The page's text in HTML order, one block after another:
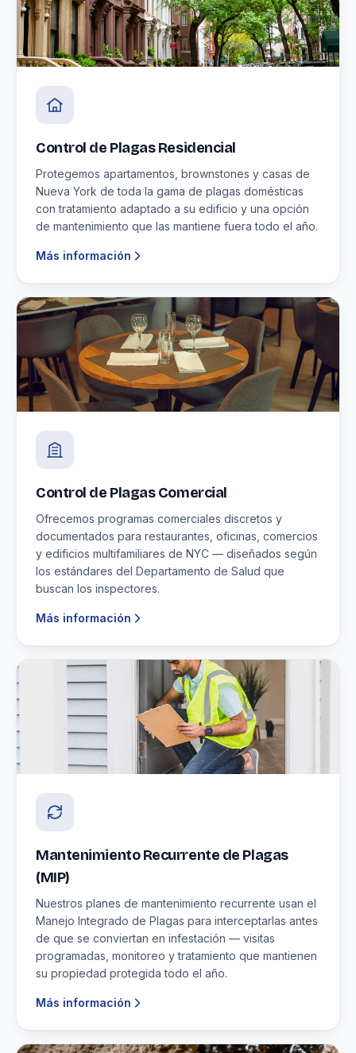
Control de Plagas Residencial
Protegemos apartamentos, brownstones y casas de
Nueva York de toda la gama de plagas domésticas
con tratamiento adaptado a su edificio y una opción
de mantenimiento que las mantiene fuera todo el año.
Más información
Control de Plagas Comercial
Ofrecemos programas comerciales discretos y
documentados para restaurantes, oficinas, comercios
y edificios multifamiliares de NYC — diseñados según
los estándares del Departamento de Salud que
buscan los inspectores.
Más información
Mantenimiento Recurrente de Plagas
(MIP)
Nuestros planes de mantenimiento recurrente usan el
Manejo Integrado de Plagas para interceptarlas antes
de que se conviertan en infestación — visitas
programadas, monitoreo y tratamiento que mantienen
su propiedad protegida todo el año.
Más información